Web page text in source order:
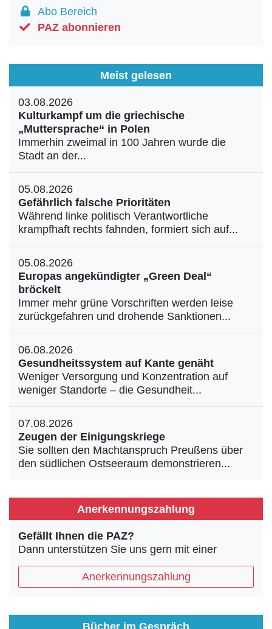
Abo Bereich
PAZ abonnieren
Meist gelesen
03.08.2026
Kulturkampf um die griechische
„Muttersprache“ in Polen
Immerhin zweimal in 100 Jahren wurde die
Stadt an der...
05.08.2026
Gefährlich falsche Prioritäten
Während linke politisch Verantwortliche
krampfhaft rechts fahnden, formiert sich auf...
05.08.2026
Europas angekündigter „Green Deal“
bröckelt
Immer mehr grüne Vorschriften werden leise
zurückgefahren und drohende Sanktionen...
06.08.2026
Gesundheitssystem auf Kante genäht
Weniger Versorgung und Konzentration auf
weniger Standorte – die Gesundheit...
07.08.2026
Zeugen der Einigungskriege
Sie sollten den Machtanspruch Preußens über
den südlichen Ostseeraum demonstrieren...
Anerkennungszahlung
Gefällt Ihnen die PAZ?
Dann unterstützen Sie uns gern mit einer
Anerkennungszahlung
Bücher im Gespräch